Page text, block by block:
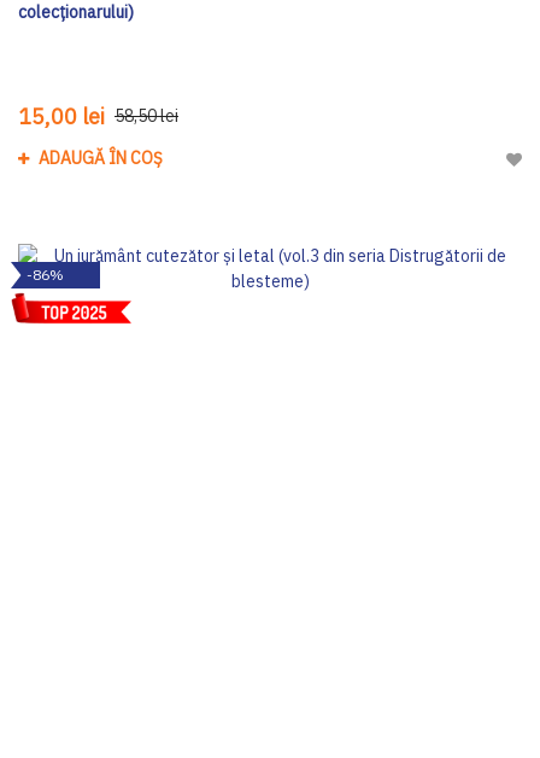
colecționarului)
15,00 lei 58,50 lei
ADAUGĂ ÎN COȘ
-86%